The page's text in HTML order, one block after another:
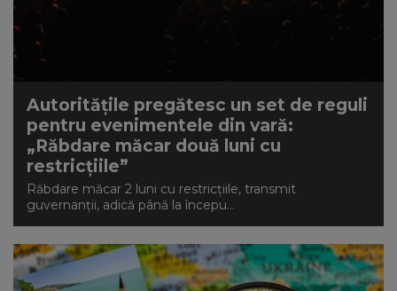
Autoritățile pregătesc un set de reguli
pentru evenimentele din vară:
„Răbdare măcar două luni cu
restricțiile”
Răbdare măcar 2 luni cu restricțiile, transmit
guvernanții, adică până la începu...